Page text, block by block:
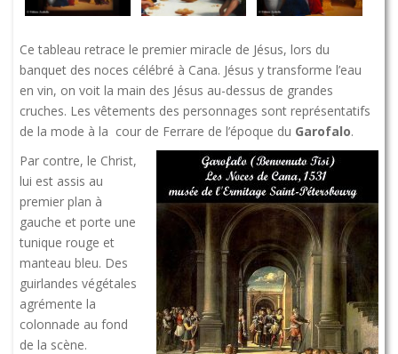
Ce tableau retrace le premier miracle de Jésus, lors du
banquet des noces célébré à Cana. Jésus y transforme l’eau
en vin, on voit la main des Jésus au-dessus de grandes
cruches. Les vêtements des personnages sont représentatifs
de la mode à la cour de Ferrare de l’époque du Garofalo.
Par contre, le Christ,
lui est assis au
premier plan à
gauche et porte une
tunique rouge et
manteau bleu. Des
guirlandes végétales
agrémente la
colonnade au fond
de la scène.